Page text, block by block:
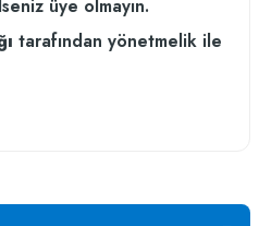
üye olmayın.
tarafından yönetmelik ile